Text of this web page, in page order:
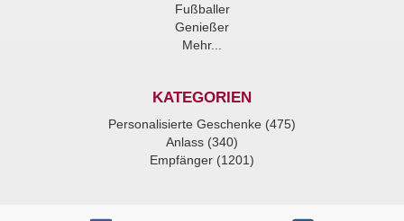
Fußballer
Genießer
Mehr...
KATEGORIEN
Personalisierte Geschenke (475)
Anlass (340)
Empfänger (1201)